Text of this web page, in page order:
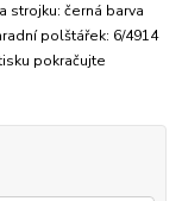
strojku: černá barva
polštářek: 6/4914
pokračujte